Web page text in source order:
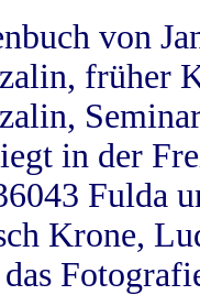
von
früher
in der
Fulda
Krone,